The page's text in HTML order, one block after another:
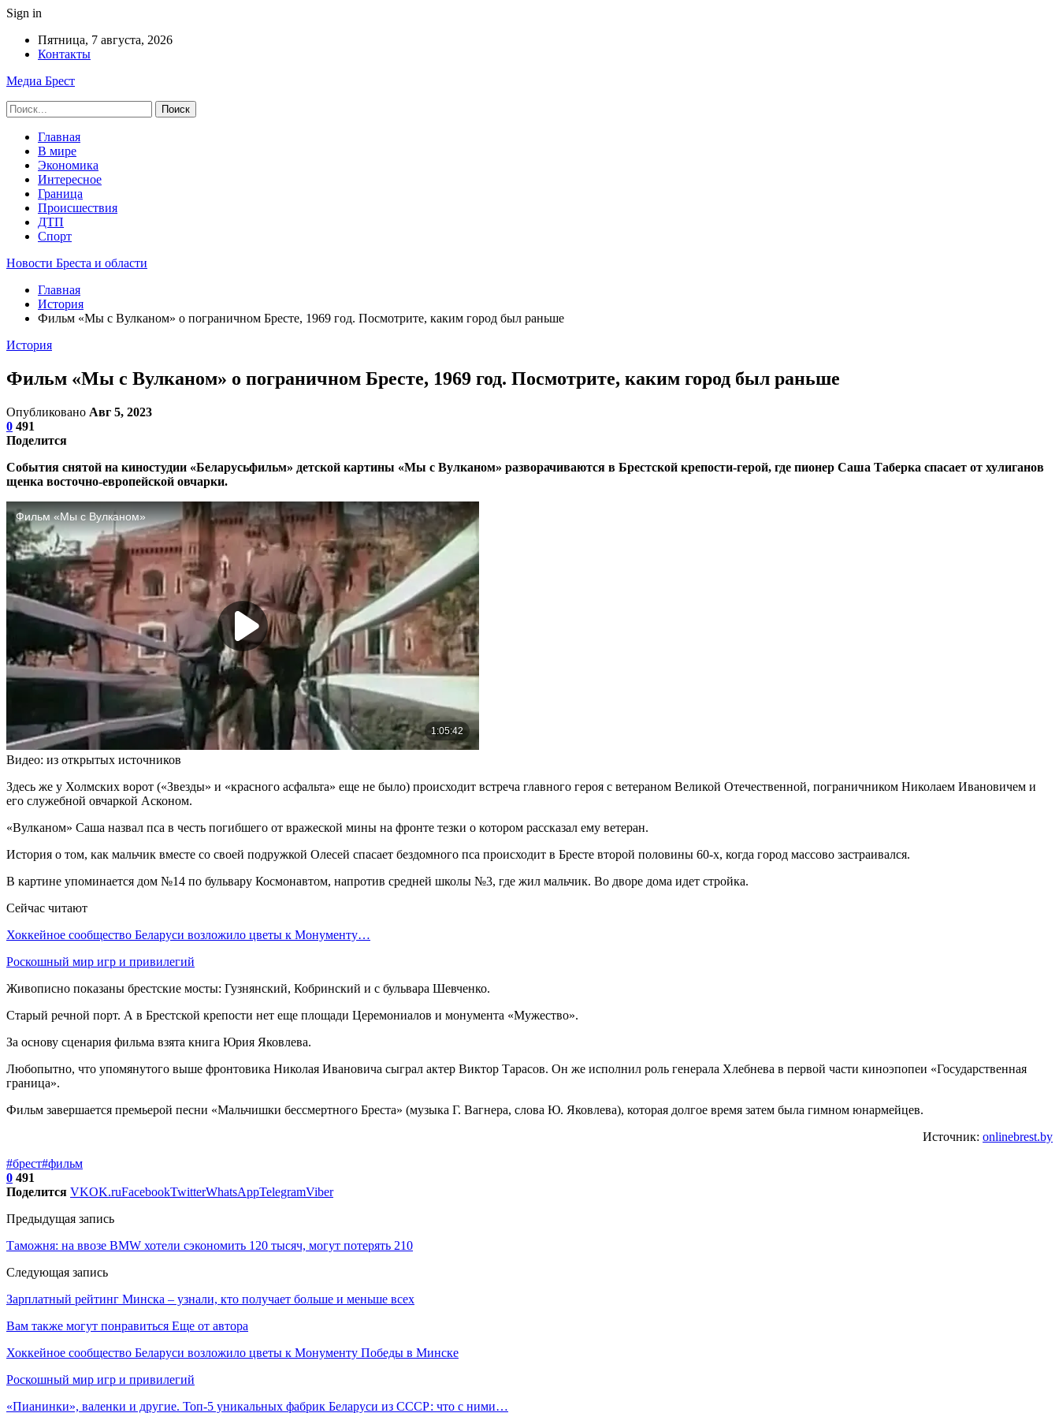
Sign in
Пятница, 7 августа, 2026
Контакты
Медиа Брест
Главная
В мире
Экономика
Интересное
Граница
Происшествия
ДТП
Спорт
Новости Бреста и области
Главная
История
Фильм «Мы с Вулканом» о пограничном Бресте, 1969 год. Посмотрите, каким город был раньше
История
Фильм «Мы с Вулканом» о пограничном Бресте, 1969 год. Посмотрите, каким город был раньше
Опубликовано Авг 5, 2023
0 491
Поделится
События снятой на киностудии «Беларусьфильм» детской картины «Мы с Вулканом» разворачиваются в Брестской крепости-герой, где пионер Саша Таберка спасает от хулиганов
щенка восточно-европейской овчарки.
Видео: из открытых источников
Здесь же у Холмских ворот («Звезды» и «красного асфальта» еще не было) происходит встреча главного героя с ветераном Великой Отечественной, пограничником Николаем Ивановичем и
его служебной овчаркой Асконом.
«Вулканом» Саша назвал пса в честь погибшего от вражеской мины на фронте тезки о котором рассказал ему ветеран.
История о том, как мальчик вместе со своей подружкой Олесей спасает бездомного пса происходит в Бресте второй половины 60-х, когда город массово застраивался.
В картине упоминается дом №14 по бульвару Космонавтом, напротив средней школы №3, где жил мальчик. Во дворе дома идет стройка.
Сейчас читают
Хоккейное сообщество Беларуси возложило цветы к Монументу…
Роскошный мир игр и привилегий
Живописно показаны брестские мосты: Гузнянский, Кобринский и с бульвара Шевченко.
Старый речной порт. А в Брестской крепости нет еще площади Церемониалов и монумента «Мужество».
За основу сценария фильма взята книга Юрия Яковлева.
Любопытно, что упомянутого выше фронтовика Николая Ивановича сыграл актер Виктор Тарасов. Он же исполнил роль генерала Хлебнева в первой части киноэпопеи «Государственная
граница».
Фильм завершается премьерой песни «Мальчишки бессмертного Бреста» (музыка Г. Вагнера, слова Ю. Яковлева), которая долгое время затем была гимном юнармейцев.
Источник: onlinebrest.by
#брест#фильм
0 491
Поделится VKOK.ruFacebookTwitterWhatsAppTelegramViber
Предыдущая запись
Таможня: на ввозе BMW хотели сэкономить 120 тысяч, могут потерять 210
Следующая запись
Зарплатный рейтинг Минска – узнали, кто получает больше и меньше всех
Вам также могут понравиться Еще от автора
Хоккейное сообщество Беларуси возложило цветы к Монументу Победы в Минске
Роскошный мир игр и привилегий
«Пианинки», валенки и другие. Топ-5 уникальных фабрик Беларуси из СССР: что с ними…